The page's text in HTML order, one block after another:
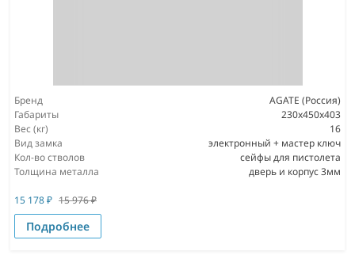
Бренд
AGATE (Россия)
Габариты
230х450х403
Вес (кг)
16
Вид замка
электронный + мастер ключ
Кол-во стволов
сейфы для пистолета
Толщина металла
дверь и корпус 3мм
15 178₽ 15 976₽
Подробнее